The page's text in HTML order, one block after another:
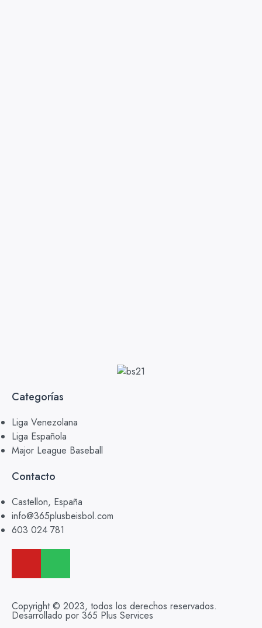
Categorías
Liga Venezolana
Liga Española
Major League Baseball
Contacto
Castellon, España
info@365plusbeisbol.com
603 024 781
Copyright © 2023, todos los derechos reservados.
Desarrollado por 365 Plus Services